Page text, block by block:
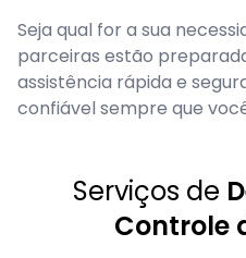
Seja qual for a sua
parceiras estão
assistência rápida e
confiável sempre que
Serviços de
Controle